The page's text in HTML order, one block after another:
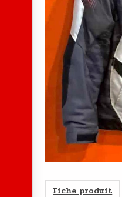
Fiche produit